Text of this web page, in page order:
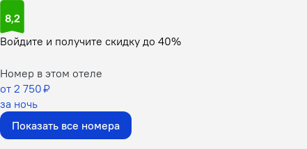
8,2
Войдите и получите скидку до 40%
Номер в этом отеле
от 2 750 ₽
за ночь
Показать все номера